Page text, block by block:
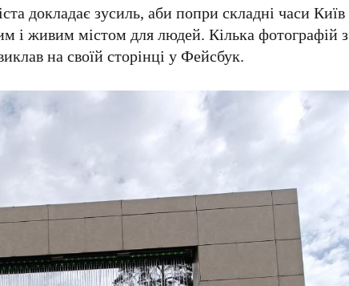
докладає зусиль, аби попри складні часиКиїв
і живим містом для людей. Кілька фотографій з
на своїй сторінці уФейсбук.